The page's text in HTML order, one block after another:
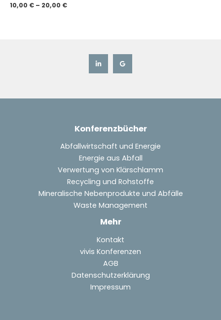
10,00 € – 20,00 €
Konferenzbücher
Abfallwirtschaft und Energie
Energie aus Abfall
Verwertung von Klärschlamm
Recycling und Rohstoffe
Mineralische Nebenprodukte und Abfälle
Waste Management
Mehr
Kontakt
vivis Konferenzen
AGB
Datenschutzerklärung
Impressum